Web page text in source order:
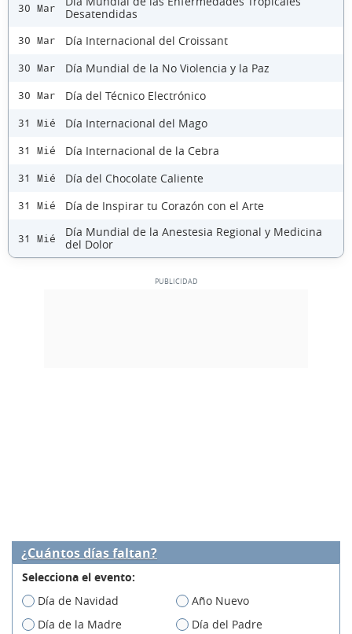
30 Mar
Desatendidas
30 Mar Día Internacional del Croissant
30 Mar Día Mundial de la No Violencia y la Paz
30 Mar Día del Técnico Electrónico
31 Mié Día Internacional del Mago
31 Mié Día Internacional de la Cebra
31 Mié Día del Chocolate Caliente
31 Mié Día de Inspirar tu Corazón con el Arte
31 Mié
Día Mundial de la Anestesia Regional y Medicina
del Dolor
¿Cuántos días faltan?
Selecciona el evento:
Día de Navidad
Año Nuevo
Día de la Madre
Día del Padre